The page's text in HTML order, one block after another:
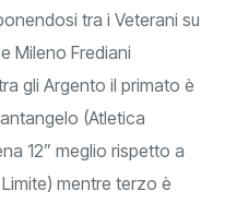
tra i Veterani su
Mileno Frediani
gli Argento il primato è
(Atletica
12” meglio rispetto a
mentre terzo è